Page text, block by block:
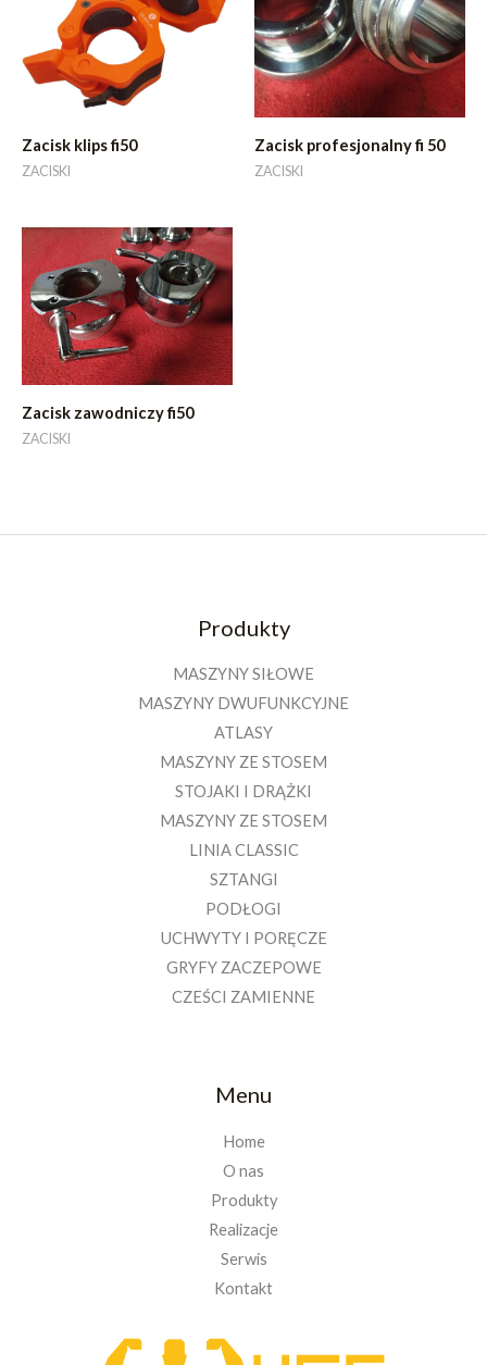
Zacisk klips fi50
ZACISKI
Zacisk profesjonalny fi 50
ZACISKI
Zacisk zawodniczy fi50
ZACISKI
Produkty
MASZYNY SIŁOWE
MASZYNY DWUFUNKCYJNE
ATLASY
MASZYNY ZE STOSEM
STOJAKI I DRĄŻKI
MASZYNY ZE STOSEM
LINIA CLASSIC
SZTANGI
PODŁOGI
UCHWYTY I PORĘCZE
GRYFY ZACZEPOWE
CZEŚCI ZAMIENNE
Menu
Home
O nas
Produkty
Realizacje
Serwis
Kontakt